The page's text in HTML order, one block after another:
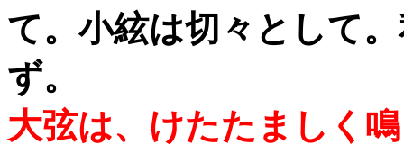
て。小絃は切々として
ず。
大弦は、けたたましく